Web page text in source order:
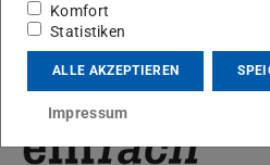
Komfort
Statistiken
ALLE AKZEPTIEREN
Impressum